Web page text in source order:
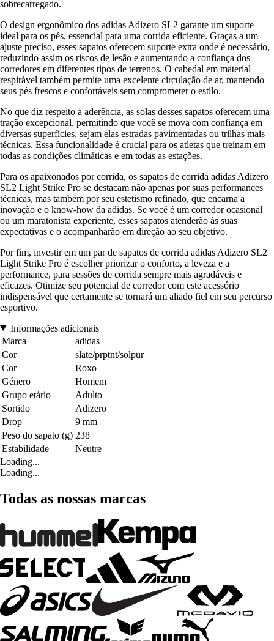
sobrecarregado.
O design ergonômico dos adidas Adizero SL2 garante um suporte
ideal para os pés, essencial para uma corrida eficiente. Graças a um
ajuste preciso, esses sapatos oferecem suporte extra onde é necessário,
reduzindo assim os riscos de lesão e aumentando a confiança dos
corredores em diferentes tipos de terrenos. O cabedal em material
respirável também permite uma excelente circulação de ar, mantendo
seus pés frescos e confortáveis sem comprometer o estilo.
No que diz respeito à aderência, as solas desses sapatos oferecem uma
tração excepcional, permitindo que você se mova com confiança em
diversas superfícies, sejam elas estradas pavimentadas ou trilhas mais
técnicas. Essa funcionalidade é crucial para os atletas que treinam em
todas as condições climáticas e em todas as estações.
Para os apaixonados por corrida, os sapatos de corrida adidas Adizero
SL2 Light Strike Pro se destacam não apenas por suas performances
técnicas, mas também por seu estetismo refinado, que encarna a
inovação e o know-how da adidas. Se você é um corredor ocasional
ou um maratonista experiente, esses sapatos atenderão às suas
expectativas e o acompanharão em direção ao seu objetivo.
Por fim, investir em um par de sapatos de corrida adidas Adizero SL2
Light Strike Pro é escolher priorizar o conforto, a leveza e a
performance, para sessões de corrida sempre mais agradáveis e
eficazes. Otimize seu potencial de corredor com este acessório
indispensável que certamente se tornará um aliado fiel em seu percurso
esportivo.
Informações adicionais
Marca
adidas
Cor
slate/prptnt/solpur
Cor
Roxo
Género
Homem
Grupo etário
Adulto
Sortido
Adizero
Drop
9 mm
Peso do sapato (g) 238
Estabilidade
Neutre
Loading...
Loading...
Todas as nossas marcas